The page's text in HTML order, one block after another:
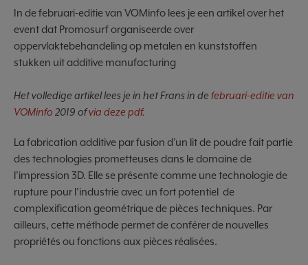
In de februari-editie van VOMinfo lees je een artikel over het
event dat Promosurf organiseerde over
oppervlaktebehandeling op metalen en kunststoffen
stukken uit additive manufacturing
Het volledige artikel lees je in het Frans in de februari-editie van
VOMinfo 2019 ofvia deze pdf.
La fabrication additive par fusion d’un lit de poudre fait partie
des technologies prometteuses dans le domaine de
l’impression 3D. Elle se présente comme une technologie de
rupture pour l’industrie avec un fort potentiel de
complexification geométrique de pièces techniques. Par
ailleurs, cette méthode permet de conférer de nouvelles
propriétés ou fonctions aux pièces réalisées.